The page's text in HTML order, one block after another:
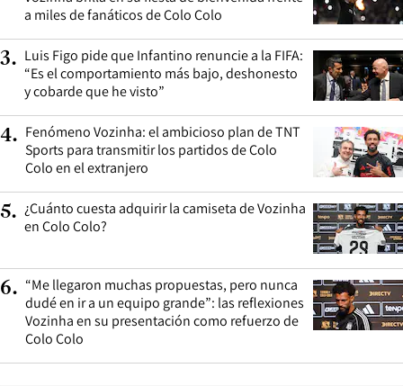
a miles de fanáticos de Colo Colo
3. Luis Figo pide que Infantino renuncie a la FIFA:
“Es el comportamiento más bajo, deshonesto
y cobarde que he visto”
4. Fenómeno Vozinha: el ambicioso plan de TNT
Sports para transmitir los partidos de Colo
Colo en el extranjero
5. ¿Cuánto cuesta adquirir la camiseta de Vozinha
en Colo Colo?
6. “Me llegaron muchas propuestas, pero nunca
dudé en ir a un equipo grande”: las reflexiones
Vozinha en su presentación como refuerzo de
Colo Colo